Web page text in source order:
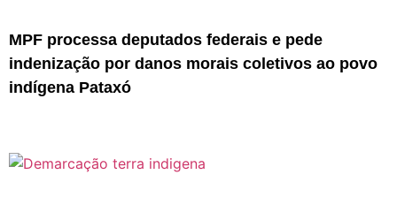
MPF processa deputados federais e pede
indenização por danos morais coletivos ao povo
indígena Pataxó